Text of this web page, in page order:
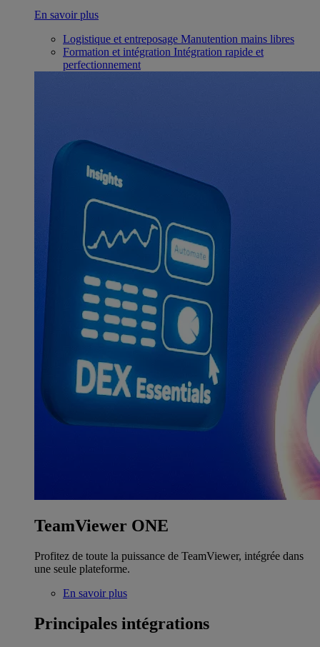
En savoir plus
Logistique et entreposage Manutention mains libres
Formation et intégration Intégration rapide et
perfectionnement
TeamViewer ONE
Profitez de toute la puissance de TeamViewer, intégrée dans
une seule plateforme.
En savoir plus
Principales intégrations